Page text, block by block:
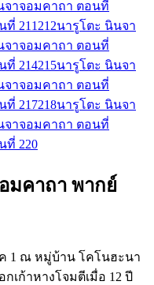
จาจอมคาถา ตอนที่
211 212นารูโตะ นินจา
จาจอมคาถา ตอนที่
ที่ 214215นารูโตะ นินจา
จาจอมคาถา ตอนที่
ที่ 217218นารูโตะ นินจา
จาจอมคาถา ตอนที่
ที่ 220
มคาถา พากย์
1 ณ หมู่บ้าน โคโนฮะนา
เก้าหางโจมตีเมื่อ 12 ปี